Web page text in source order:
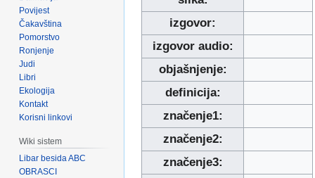
izgovor:
izgovor audio:
objašnjenje:
definicija:
značenje1:
značenje2:
značenje3:
Povijest
Čakavština
Pomorstvo
Ronjenje
Judi
Libri
Ekologija
Kontakt
Korisni linkovi
Wiki sistem
Libar besida ABC
OBRASCI